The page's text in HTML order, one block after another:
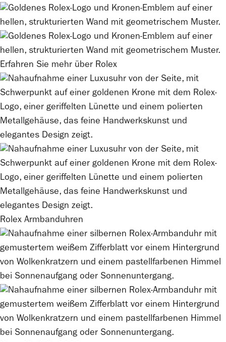
Erfahren Sie mehr über Rolex
Rolex Armbanduhren